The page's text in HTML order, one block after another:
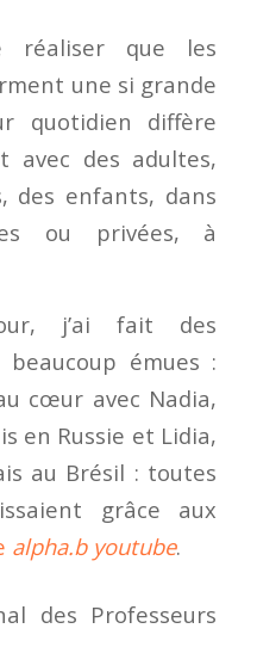
réaliser que les
une si grande
quotidien diffère
avec des adultes,
des enfants, dans
ou privées, à
j’ai fait des
émues :
cœur avec Nadia,
en Russie et Lidia,
au Brésil : toutes
grâce aux
alpha.b youtube.